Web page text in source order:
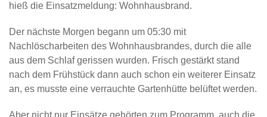
hieß die Einsatzmeldung: Wohnhausbrand.
Der nächste Morgen begann um 05:30 mit
Nachlöscharbeiten des Wohnhausbrandes, durch die alle
aus dem Schlaf gerissen wurden. Frisch gestärkt stand
nach dem Frühstück dann auch schon ein weiterer Einsatz
an, es musste eine verrauchte Gartenhütte belüftet werden.
Aber nicht nur Einsätze gehörten zum Programm, auch die